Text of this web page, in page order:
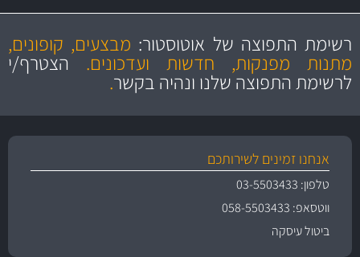
מקצועיות
ושירות מצויין
מחירים
הוגנים
והיצע מוצרים איכותירשימת התפוצה של אוטוסטור: מבצעים, קופונים,
מתנות מפנקות, חדשות ועדכונים.הצטרף/י
לרשימת התפוצה שלנו ונהיה בקשר.
אנחנו זמינים לשירותכם
טלפון: 03-5503433
ווטסאפ: 058-5503433
ביטול עיסקה